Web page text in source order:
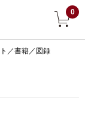
0
戻る
アウター
／書籍／図録